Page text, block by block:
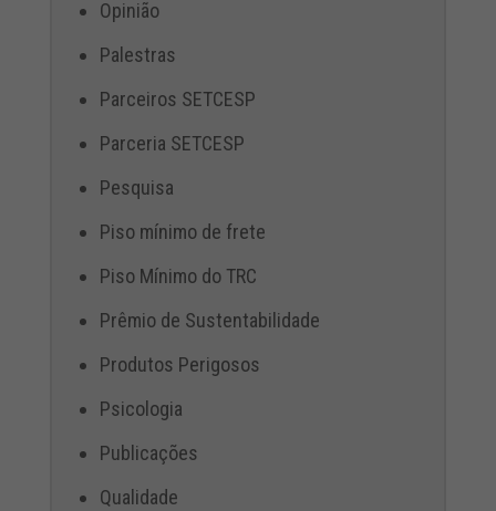
Opinião
Palestras
Parceiros SETCESP
Parceria SETCESP
Pesquisa
Piso mínimo de frete
Piso Mínimo do TRC
Prêmio de Sustentabilidade
Produtos Perigosos
Psicologia
Publicações
Qualidade